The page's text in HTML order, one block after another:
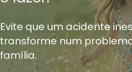
Evite que um acidente
transforme num
família.